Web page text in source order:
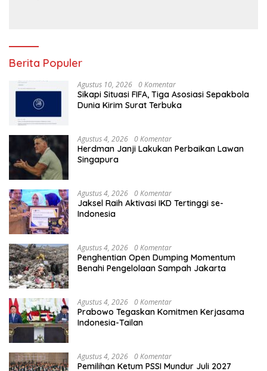
Berita Populer
Agustus 10, 2026 0 Komentar
Sikapi Situasi FIFA, Tiga Asosiasi Sepakbola
Dunia Kirim Surat Terbuka
Agustus 4, 2026 0 Komentar
Herdman Janji Lakukan Perbaikan Lawan
Singapura
Agustus 4, 2026 0 Komentar
Jaksel Raih Aktivasi IKD Tertinggi se-
Indonesia
Agustus 4, 2026 0 Komentar
Penghentian Open Dumping Momentum
Benahi Pengelolaan Sampah Jakarta
Agustus 4, 2026 0 Komentar
Prabowo Tegaskan Komitmen Kerjasama
Indonesia-Tailan
Agustus 4, 2026 0 Komentar
Pemilihan Ketum PSSI Mundur Juli 2027